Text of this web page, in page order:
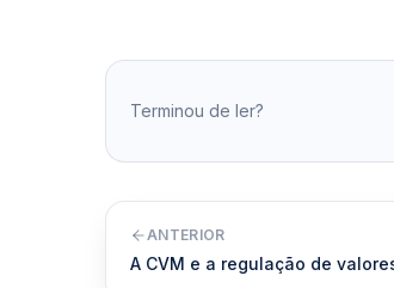
Terminou de ler?
ANTERIOR
A CVM e a regulação de